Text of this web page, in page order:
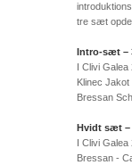
tre sæt
Intro-sæt –
I Clivi
Klinec Jakot
Bressan
Hvidt sæt –
I Clivi
Bressan -